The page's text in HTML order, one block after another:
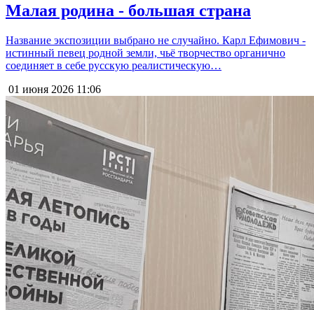
Малая родина - большая страна
Название экспозиции выбрано не случайно. Карл Ефимович -
истинный певец родной земли, чьё творчество органично
соединяет в себе русскую реалистическую…
01 июня 2026 11:06